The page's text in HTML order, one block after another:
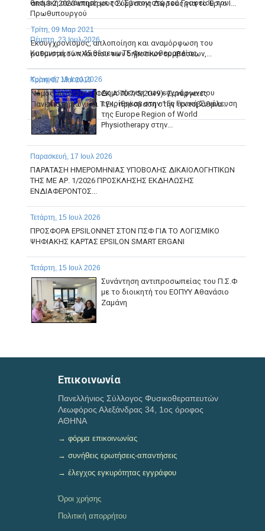
από 3.2.2020 επιμέρους Σύμβασης Δωρεάς για το Έργο I...
Τρίτη, 09 Μαρ 2021
Εκσυγχρονισμός, απλοποίηση και αναμόρφωση του
ρυθμιστικού πλαισίου των δημοσίων συμβάσεων,...
Τρίτη, 07 Μαϊ 2019
Νόμος 4610/2019 (ΦΕΚ Α΄70 7/5/2019) -Συνέργειες
Πανεπιστημίων και Τ.Ε.Ι., πρόσβαση στην τριτοβάθμια...
θεσμική συνάντηση με τον Συντονιστή του Γραφείου του
Πρωθυπουργού
Πέμπτη, 23 Ιουλ 2026
Κατανομή των 45 θέσεων ΤΕ Φυσικοθεραπείας
Κυριακή, 19 Ιουλ 2026
Δημοσίευση των εγγράφων που
εγκρίθηκαν στην 15η Γενική Συνέλευση
της Europe Region of World
Physiotherapy στην...
Παρασκευή, 17 Ιουλ 2026
ΠΑΡΑΤΑΣΗ ΗΜΕΡΟΜΗΝΙΑΣ ΥΠΟΒΟΛΗΣ ΔΙΚΑΙΟΛΟΓΗΤΙΚΩΝ
ΤΗΣ ΜΕ ΑΡ. 1/2026 ΠΡΟΣΚΛΗΣΗΣ ΕΚΔΗΛΩΣΗΣ
ΕΝΔΙΑΦΕΡΟΝΤΟΣ...
Τετάρτη, 15 Ιουλ 2026
ΠΡΟΣΦΟΡΑ EPSILONNET ΣΤΟΝ ΠΣΦ ΓΙΑ ΤΟ ΛΟΓΙΣΜΙΚΟ
ΨΗΦΙΑΚΗΣ ΚΑΡΤΑΣ EPSILON SMART ERGANI
Τετάρτη, 15 Ιουλ 2026
Συνάντηση αντιπροσωπείας του Π.Σ.Φ
με το διοικητή του ΕΟΠΥΥ Αθανάσιο
Ζαμάνη
Απάντηση του ΕΟΠΥΥ, σε ερώτημα σχετικό με τα πιστωτικά
Κυριακή, 12 Ιουλ 2026
Η ΑΑΔΕ ανακοίνωσε παράταση υποβολής δηλώσεων
φορολογίας εισοδήματος μέχρι τα μεσάνυχτα της...
Επικοινωνία
Πανελλήνιος Σύλλογος Φυσικοθεραπευτών
Λεωφόρος Αλεξάνδρας 34, 1ος όροφος
ΑΘΗΝΑ
→ φόρμα επικοινωνίας
→ συνήθεις ερωτήσεις-απαντήσεις
→ έλεγχος εγκυρότητας εγγράφου
Όροι χρήσης
Πολιτική απορρήτου